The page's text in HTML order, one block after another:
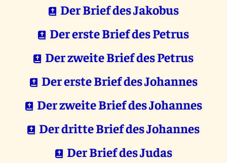
Der Brief des Jakobus
Der erste Brief des Petrus
Der zweite Brief des Petrus
Der erste Brief des Johannes
Der zweite Brief des Johannes
Der dritte Brief des Johannes
Der Brief des Judas